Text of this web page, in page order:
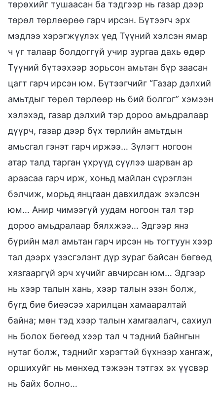
төрөхийг тушаасан ба тэдгээр нь газар дээр
төрөл төрлөөрөө гарч ирсэн. Бүтээгч эрх
мэдлээ хэрэгжүүлэх үед Түүний хэлсэн ямар
ч үг талаар болдоггүй учир зургаа дахь өдөр
Түүний бүтээхээр зорьсон амьтан бүр заасан
цагт гарч ирсэн юм. Бүтээгчийг “Газар дэлхий
амьтдыг төрөл төрлөөр нь бий болгог” хэмээн
хэлэхэд, газар дэлхий тэр дороо амьдралаар
дүүрч, газар дээр бүх төрлийн амьтдын
амьсгал гэнэт гарч иржээ… Зүлэгт ногоон
атар талд тарган үхрүүд сүүлээ шарван ар
араасаа гарч ирж, хоньд майлан сүрэглэн
бэлчиж, морьд янцгаан давхилдаж эхэлсэн
юм… Анир чимээгүй уудам ногоон тал тэр
дороо амьдралаар бялхжээ… Эдгээр янз
бүрийн мал амьтан гарч ирсэн нь тогтуун хээр
тал дээрх үзэсгэлэнт дүр зураг байсан бөгөөд
хязгааргүй эрч хүчийг авчирсан юм… Эдгээр
нь хээр талын хань, хээр талын эзэн болж,
бүгд бие биеэсээ харилцан хамааралтай
байна; мөн тэд хээр талын хамгаалагч, сахиул
нь болох бөгөөд хээр тал ч тэдний байнгын
нутаг болж, тэднийг хэрэгтэй бүхнээр хангаж,
оршихуйг нь мөнхөд тэжээн тэтгэх эх үүсвэр
нь байх болно…